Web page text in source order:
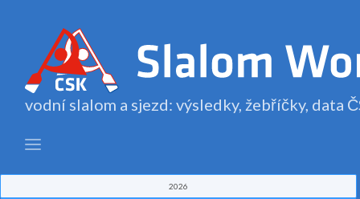
vodní slalom a sjezd: výsledky, žebříčky, data
2026